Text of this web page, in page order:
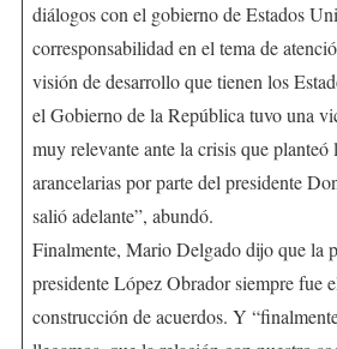
diálogos con el gobierno de Estados
corresponsabilidad en el tema de
visión de desarrollo que tienen los
el Gobierno de la República tuvo una
muy relevante ante la crisis que planteó
arancelarias por parte del presidente
salió adelante”, abundó.
Finalmente, Mario Delgado dijo que la
presidente López Obrador siempre fue
construcción de acuerdos. Y